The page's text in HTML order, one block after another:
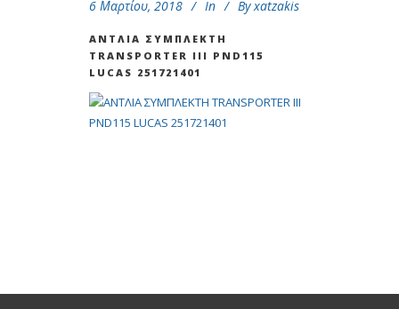
6 Μαρτίου, 2018 In By xatzakis
ANTΛΙΑ ΣΥΜΠΛΕΚΤΗ
ΤRANSPORTER III PND115
LUCAS 251721401